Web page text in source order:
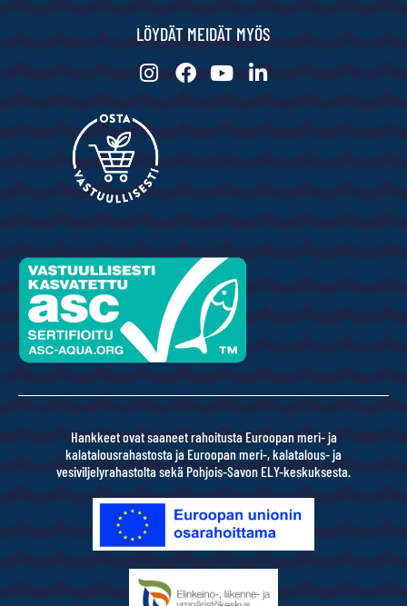
LÖYDÄT MEIDÄT MYÖS
Hankkeet ovat saaneet rahoitusta Euroopan meri- ja
kalatalousrahastosta ja Euroopan meri-, kalatalous- ja
vesiviljelyrahastolta sekä Pohjois-Savon ELY-keskuksesta.